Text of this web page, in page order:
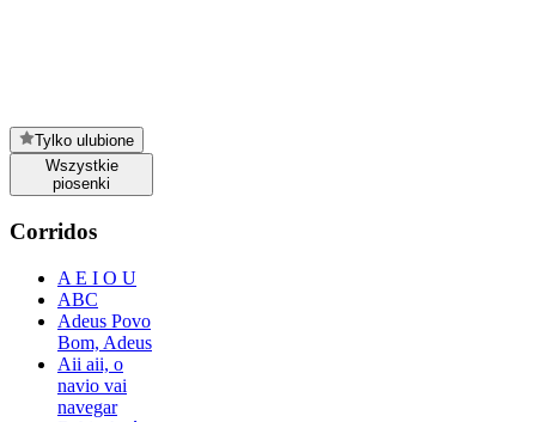
Tylko ulubione
Wszystkie
piosenki
Corridos
A E I O U
ABC
Adeus Povo
Bom, Adeus
Aii aii, o
navio vai
navegar